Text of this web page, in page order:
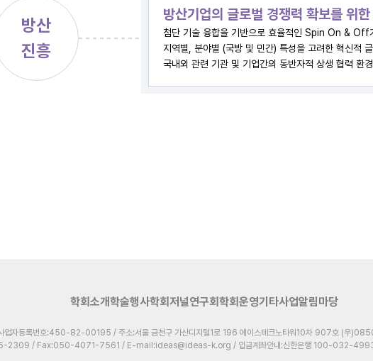
학회소개학술행사학회저널연구회 학회운영기타사업알림마당
사업자등록번호:450-82-00195 / 주소:서울 금천구 가산디지털1로 196 에이스테크노타워10차 907호 (우
2309 / Fax:050-4071-7561 / E-mail:ideas@ideas-k.org / 입금계좌안내:신한은행 100-032-499305
방산
진흥
방산기업의 글로벌 경쟁력 확보를 위
첨단 기술 융합을 기반으로 효율적인 Spin On & Off
지역별, 분야별 (국방 및 민간) 특성을 고려한 혁신적
국내외 관련 기관 및 기업간의 동반자적 상생 협력 환